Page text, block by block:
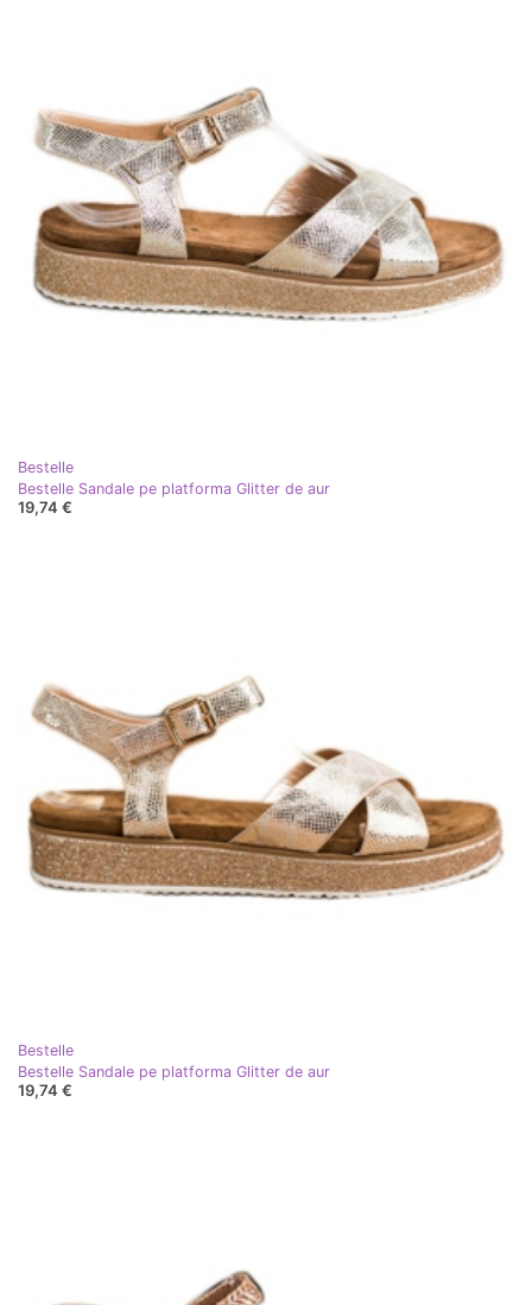
Bestelle
Bestelle Sandale pe platforma Glitter de aur
19,74 €
Bestelle
Bestelle Sandale pe platforma Glitter de aur
19,74 €